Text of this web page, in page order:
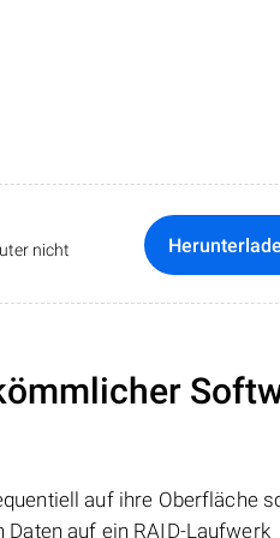
nicht
auf ihre Oberfläche
auf ein RAID-Laufwerk